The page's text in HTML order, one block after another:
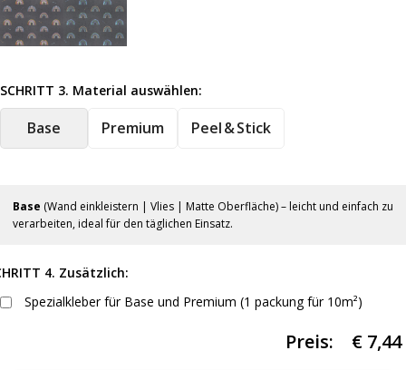
SCHRITT 3. Material auswählen:
Base Premium Peel & Stick
Base (Wand einkleistern | Vlies | Matte Oberfläche) – leicht und einfach zu
verarbeiten, ideal für den täglichen Einsatz.
4. Zusätzlich:
Spezialkleber für Base und Premium (1 packung für 10m²)
Preis: € 7,44